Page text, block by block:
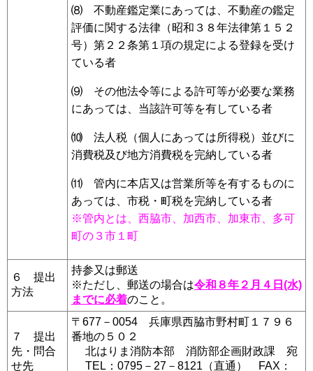
⑻ 不動産鑑定業にあっては、不動産の鑑定
評価に関する法律（昭和３８年法律第１５２
号）第２２条第１項の規定による登録を受け
ている者
⑼ その他法令等による許可等が必要な業務
にあっては、当該許可等を有している者
⑽ 法人税（個人にあっては所得税）並びに
消費税及び地方消費税を完納している者
⑾ 管内に本店又は営業所等を有するものに
あっては、市税・町税を完納している者
※管内とは、西脇市、加西市、加東市、多可
町の３市１町
６ 提出
方法
持参又は郵送
※ただし、郵送の場合は令和８年２月４日(水)
までに必着のこと。
７ 提出
先・問合
せ先
〒677－0054 兵庫県西脇市野村町１７９６
番地の５０２
北はりま消防本部 消防部企画財政課 宛
TEL：0795－27－8121（直通） FAX：